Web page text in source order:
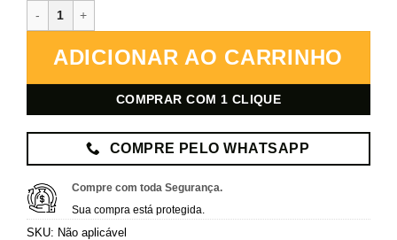
ADICIONAR AO CARRINHO
COMPRAR COM 1 CLIQUE
COMPRE PELO WHATSAPP
Compre com toda Segurança.
Sua compra está protegida.
SKU: Não aplicável